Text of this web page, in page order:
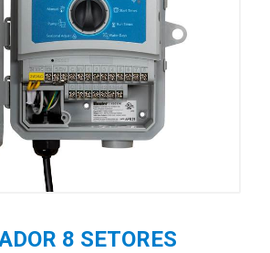
8 SETORES